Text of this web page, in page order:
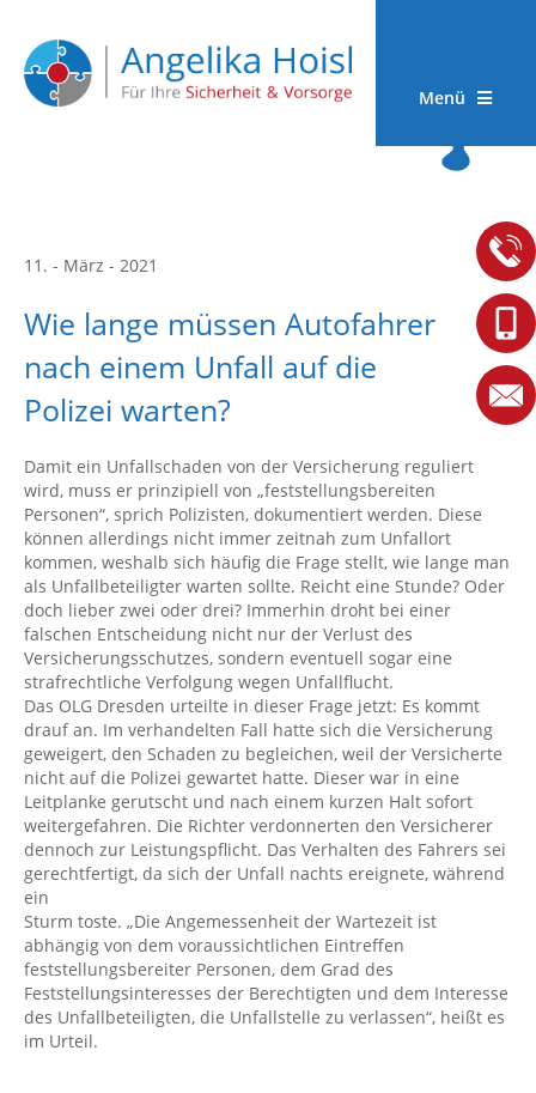
Menü
11. - März - 2021
Wie lange müssen Autofahrer
nach einem Unfall auf die
Polizei warten?
Damit ein Unfallschaden von der Versicherung reguliert
wird, muss er prinzipiell von „feststellungsbereiten
Personen“, sprich Polizisten, dokumentiert werden. Diese
können allerdings nicht immer zeitnah zum Unfallort
kommen, weshalb sich häufig die Frage stellt, wie lange man
als Unfallbeteiligter warten sollte. Reicht eine Stunde? Oder
doch lieber zwei oder drei? Immerhin droht bei einer
falschen Entscheidung nicht nur der Verlust des
Versicherungsschutzes, sondern eventuell sogar eine
strafrechtliche Verfolgung wegen Unfallflucht.
Das OLG Dresden urteilte in dieser Frage jetzt: Es kommt
drauf an. Im verhandelten Fall hatte sich die Versicherung
geweigert, den Schaden zu begleichen, weil der Versicherte
nicht auf die Polizei gewartet hatte. Dieser war in eine
Leitplanke gerutscht und nach einem kurzen Halt sofort
weitergefahren. Die Richter verdonnerten den Versicherer
dennoch zur Leistungspflicht. Das Verhalten des Fahrers sei
gerechtfertigt, da sich der Unfall nachts ereignete, während
ein
Sturm toste. „Die Angemessenheit der Wartezeit ist
abhängig von dem voraussichtlichen Eintreffen
feststellungsbereiter Personen, dem Grad des
Feststellungsinteresses der Berechtigten und dem Interesse
des Unfallbeteiligten, die Unfallstelle zu verlassen“, heißt es
im Urteil.